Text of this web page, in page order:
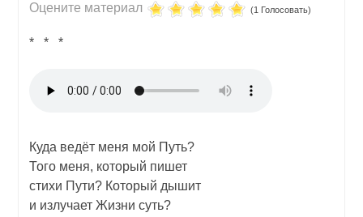
Оцените материал (1 Голосовать)
* * *
Куда ведёт меня мой Путь?
Того меня, который пишет
стихи Пути? Который дышит
и излучает Жизни суть?